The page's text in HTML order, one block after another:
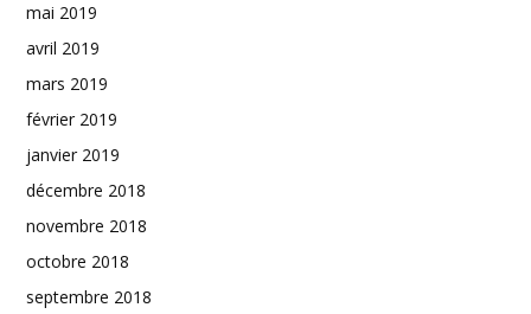
mai 2019
avril 2019
mars 2019
février 2019
janvier 2019
décembre 2018
novembre 2018
octobre 2018
septembre 2018